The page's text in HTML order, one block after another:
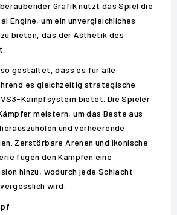
Grafik nutzt das Spiel die
Engine, um ein unvergleichliches
bieten, das der Ästhetik des
so gestaltet, dass es für alle
es gleichzeitig strategische
Kampfsystem bietet. Die Spieler
meistern, um das Beste aus
und verheerende
Zerstörbare Arenen und ikonische
fügen den Kämpfen eine
hinzu, wodurch jede Schlacht
wird.